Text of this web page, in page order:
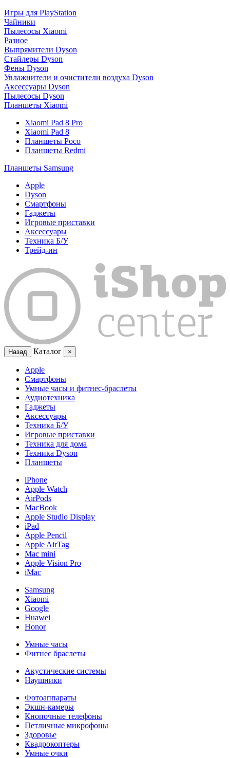
Игры для PlayStation
Чайники
Пылесосы Xiaomi
Разное
Выпрямители Dyson
Стайлеры Dyson
Фены Dyson
Увлажнители и очистители воздуха Dyson
Аксессуары Dyson
Пылесосы Dyson
Планшеты Xiaomi
Xiaomi Pad 8 Pro
Xiaomi Pad 8
Планшеты Poco
Планшеты Redmi
Планшеты Samsung
Apple
Dyson
Смартфоны
Гаджеты
Игровые приставки
Аксессуары
Техника Б/У
Трейд-ин
Назад Каталог ×
Apple
Смартфоны
Умные часы и фитнес-браслеты
Аудиотехника
Гаджеты
Аксессуары
Техника Б/У
Игровые приставки
Техника для дома
Техника Dyson
Планшеты
iPhone
Apple Watch
AirPods
MacBook
Apple Studio Display
iPad
Apple Pencil
Apple AirTag
Mac mini
Apple Vision Pro
iMac
Samsung
Xiaomi
Google
Huawei
Honor
Умные часы
Фитнес браслеты
Акустические системы
Наушники
Фотоаппараты
Экшн-камеры
Кнопочные телефоны
Петличные микрофоны
Здоровье
Квадрокоптеры
Умные очки